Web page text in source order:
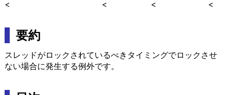
要約
スレッドがロックされているべきタイミングでロックさせ
ない場合に発生する例外です。